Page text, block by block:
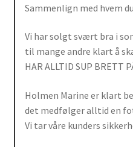
Sammenlign med hvem
Vi har solgt svært bra i
til mange andre klart å
HAR ALLTID SUP BRETT
Holmen Marine er klart
det medfølger alltid en
Vi tar våre kunders